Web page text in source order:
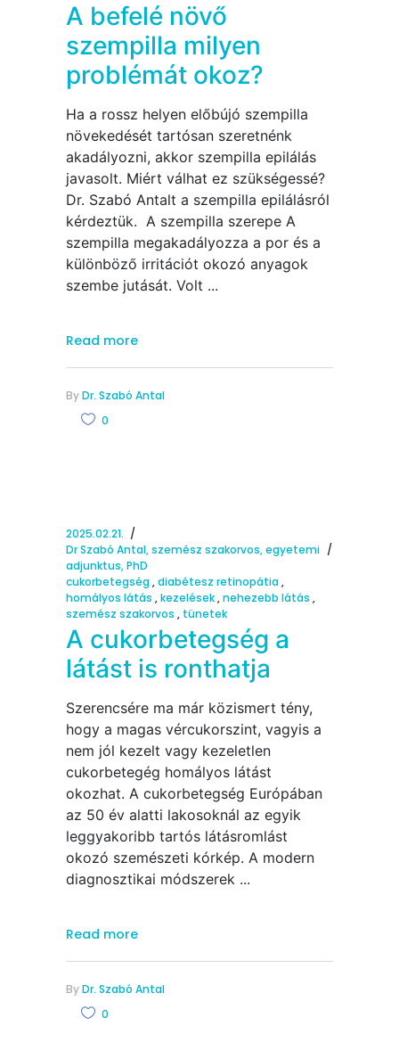
A befelé növő
szempilla milyen
problémát okoz?
Ha a rossz helyen előbújó szempilla
növekedését tartósan szeretnénk
akadályozni, akkor szempilla epilálás
javasolt. Miért válhat ez szükségessé?
Dr. Szabó Antalt a szempilla epilálásról
kérdeztük. A szempilla szerepe A
szempilla megakadályozza a por és a
különböző irritációt okozó anyagok
szembe jutását. Volt
Read more
ByDr. Szabó Antal
0
2025.02.21.
Dr Szabó Antal, szemész szakorvos, egyetemi
adjunktus, PhD
cukorbetegség,diabétesz retinopátia,
homályos látás ,kezelések,nehezebb látás ,
szemész szakorvos , tünetek
A cukorbetegség a
látást is ronthatja
Szerencsére ma már közismert tény,
hogy a magas vércukorszint, vagyis a
nem jól kezelt vagy kezeletlen
cukorbetegég homályos látást
okozhat. A cukorbetegség Európában
az 50 év alatti lakosoknál az egyik
leggyakoribb tartós látásromlást
okozó szemészeti kórkép. A modern
diagnosztikai módszerek
Read more
ByDr. Szabó Antal
0